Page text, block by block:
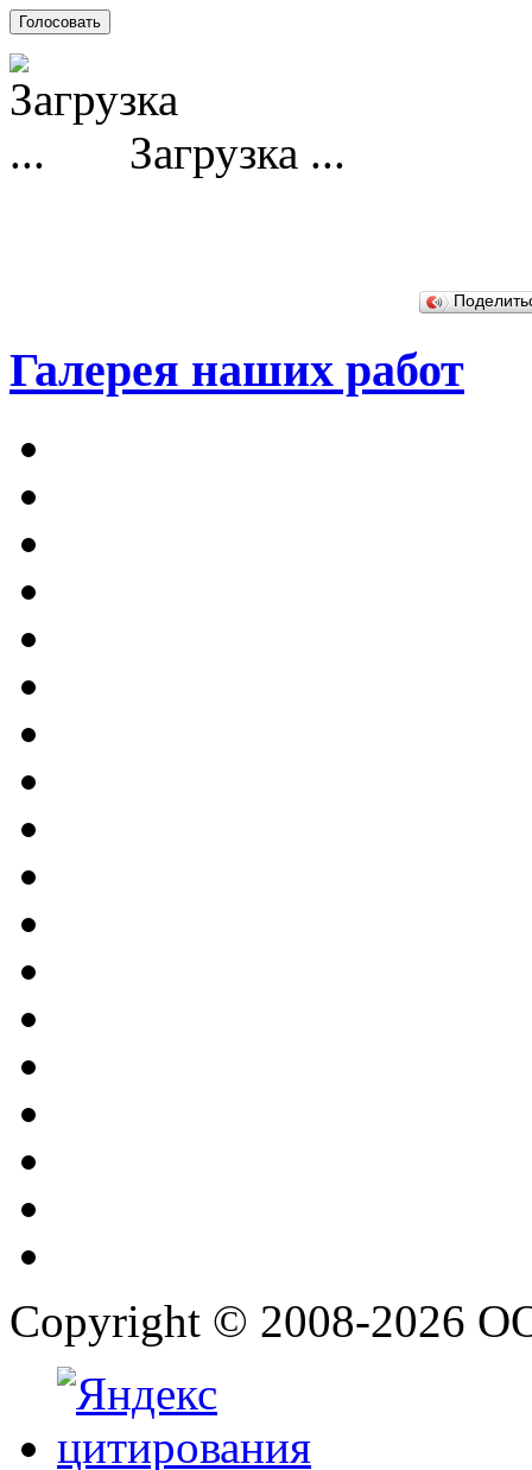
Загрузка ...
Галерея наших работ
Copyright © 2008-2026